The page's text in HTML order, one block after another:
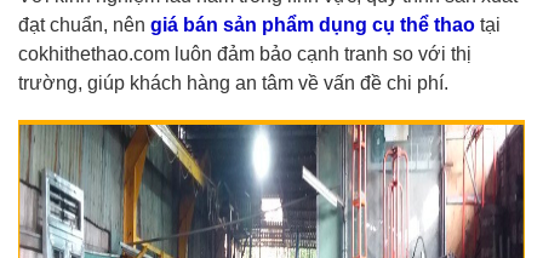
đạt chuẩn, nên giá bán sản phẩm dụng cụ thể thao tại
cokhithethao.com luôn đảm bảo cạnh tranh so với thị
trường, giúp khách hàng an tâm về vấn đề chi phí.